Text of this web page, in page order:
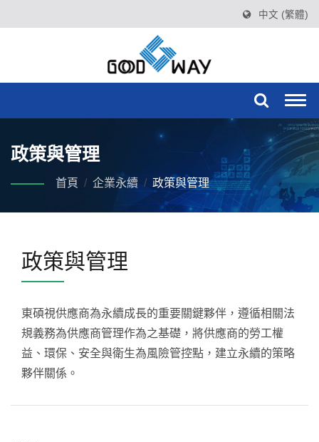
中文 (繁體)
政策與管理
首頁 / 企業永續 / 政策與管理
政策與管理
東碩視供應商為永續成長的重要關鍵夥伴，遵循相關法
規義務為供應商管理作為之基礎，將供應商的勞工權
益、環保、安全與衛生為風險管控點，建立永續的策略
夥伴關係。